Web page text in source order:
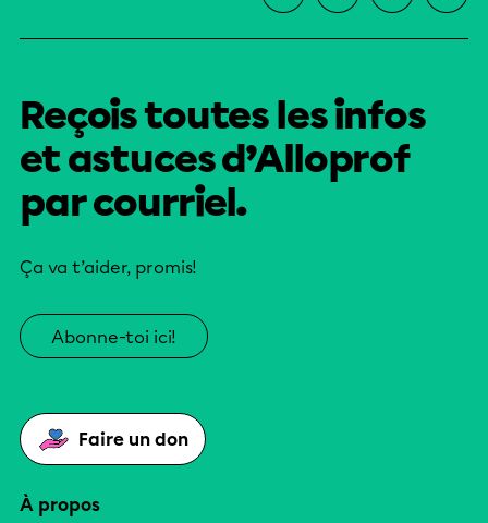
Reçois toutes les infos
et astuces d’Alloprof
par courriel.
Ça va t’aider, promis!
Abonne-toi ici!
Faire un don
À propos